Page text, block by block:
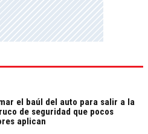
el baúl del auto para salir a la
de seguridad que pocos
aplican